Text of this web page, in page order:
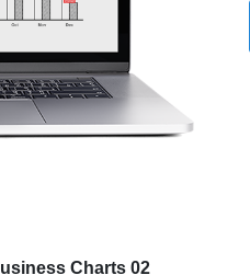
Charts 02